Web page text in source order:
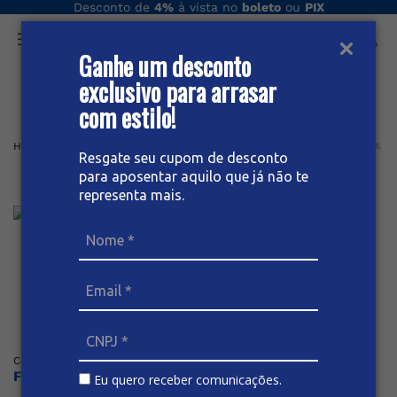
Ganhe um desconto
exclusivo para arrasar
com estilo!
Resgate seu cupom de desconto
para aposentar aquilo que já não te
representa mais.
Eu quero receber comunicações.
Desconto de 4%à vista no boletoou PIX
O que você procura hoje?
Home
Saia Longa Jeans Feminina
Posicione o mouse sob a imagem para dar zoom
Código 60739 BIVIK (0)
Faça o login ou cadastre-se para ver os preços